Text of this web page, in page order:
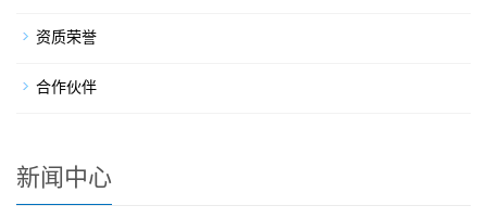
资质荣誉
合作伙伴
新闻中心